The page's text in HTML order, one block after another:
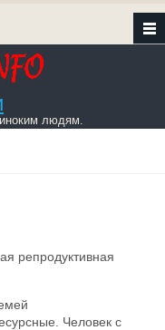
людям.
репродуктивная
Человек с